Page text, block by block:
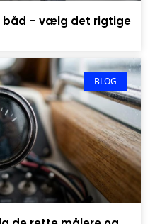
båd – vælg det rigtige
BLOG